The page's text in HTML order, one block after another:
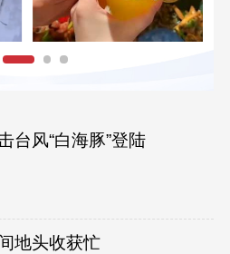
台风“白海豚”登陆
地头收获忙